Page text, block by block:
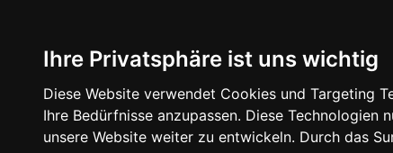
Ihre Privatsphäre ist uns wichtig
Diese Website verwendet Cookies und Targeting
Ihre Bedürfnisse anzupassen. Diese Technologien
unsere Website weiter zu entwickeln. Durch das